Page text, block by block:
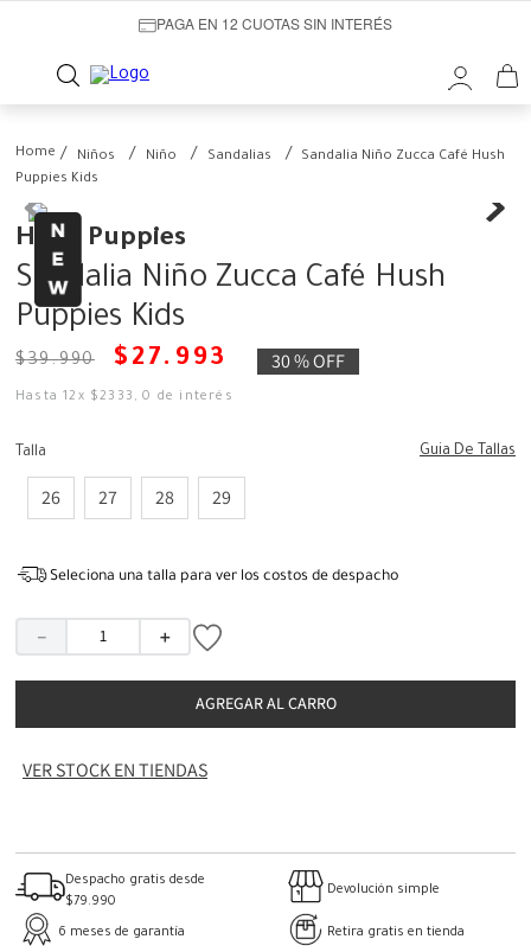
PAGA EN 12 CUOTAS SIN INTERÉS
Niños Niño Sandalias
Sandalia Niño Zucca Café Hush
Puppies Kids
Hush Puppies
Sandalia Niño Zucca Café Hush
Puppies Kids
$39.990 $ 27. 993 30 %OFF
Hasta12 x $2333 ,0 de interés
Talla Guia De Tallas
26 27 28 29
Seleciona una talla para ver los costos de despacho
＋
－
AGREGAR AL CARRO
VER STOCK EN TIENDAS
Despacho gratis desde
$79.990
Devolución simple
6 meses de garantía Retira gratis en tienda